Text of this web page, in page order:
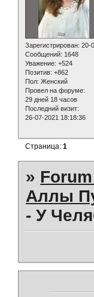
Зарегистрирован: 20-
Сообщений: 1648
Уважение: +524
Позитив: +862
Пол: Женский
Провел на форуме:
29 дней 18 часов
Последний визит:
26-07-2021 18:18:36
Страница:1
»
Аллы
- У